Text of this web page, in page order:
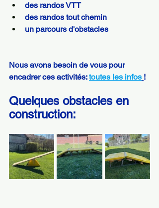
des randos VTT
des randos tout chemin
un parcours d'obstacles
Nous avons besoin de vous pour
encadrer ces activités: toutes les infos !
Quelques obstacles en
construction: